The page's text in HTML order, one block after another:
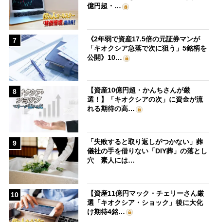
億円超・…
7
《2年弱で資産17.5倍の元証券マンが
「キオクシア急落で次に狙う」5銘柄を
公開》10…
8
【資産10億円超・かんちさんが厳
選！】「キオクシアの次」に資金が流
れる期待の高…
9
「失敗すると取り返しがつかない」葬
儀社の手を借りない「DIY葬」の落とし
穴 素人には…
10
【資産11億円マック・チェリーさん厳
選「キオクシア・ショック」後に大化
け期待4銘…